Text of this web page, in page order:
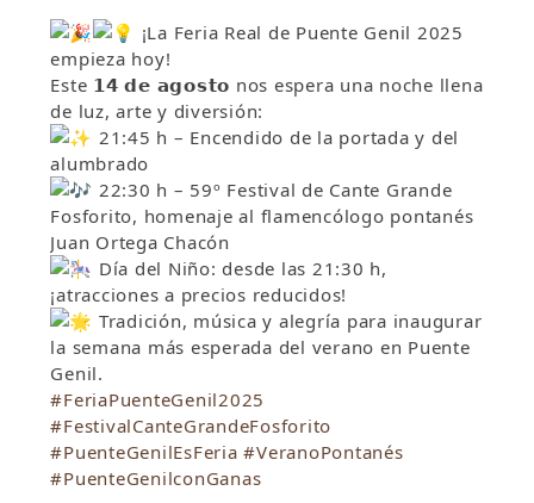
¡La Feria Real de Puente Genil 2025
empieza hoy!
Este 𝟭𝟰 𝗱𝗲 𝗮𝗴𝗼𝘀𝘁𝗼 nos espera una noche llena
de luz, arte y diversión:
21:45 h – Encendido de la portada y del
alumbrado
22:30 h – 59º Festival de Cante Grande
Fosforito, homenaje al flamencólogo pontanés
Juan Ortega Chacón
Día del Niño: desde las 21:30 h,
¡atracciones a precios reducidos!
Tradición, música y alegría para inaugurar
la semana más esperada del verano en Puente
Genil.
#FeriaPuenteGenil2025
#FestivalCanteGrandeFosforito
#PuenteGenilEsFeria #VeranoPontanés
#PuenteGenilconGanas